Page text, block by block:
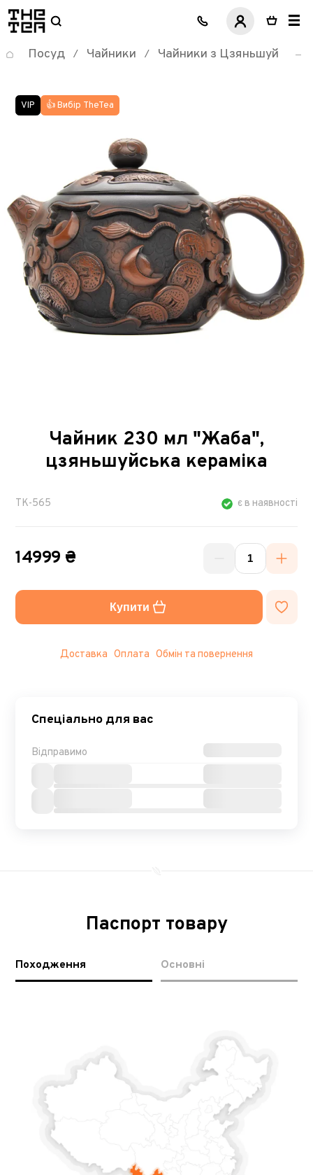
логотип
Посуд / Чайники / Чайники з Цзяньшуй
VIP 👍 Вибір TheTea
Чайник 230 мл "Жаба",
цзяньшуйська кераміка
TK-565 є в наявності
14999 ₴
Купити
Доставка Оплата Обмін та повернення
Спеціально для вас
Відправимо
Паспорт товару
Походження Основні